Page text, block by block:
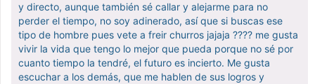
y directo, aunque también sé callar y alejarme para no
perder el tiempo, no soy adinerado, así que si buscas ese
tipo de hombre pues vete a freir churros jajaja ???? me gusta
vivir la vida que tengo lo mejor que pueda porque no sé por
cuanto tiempo la tendré, el futuro es incierto. Me gusta
escuchar a los demás, que me hablen de sus logros y